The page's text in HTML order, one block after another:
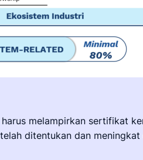
melampirkan sertifikat
ditentukan dan